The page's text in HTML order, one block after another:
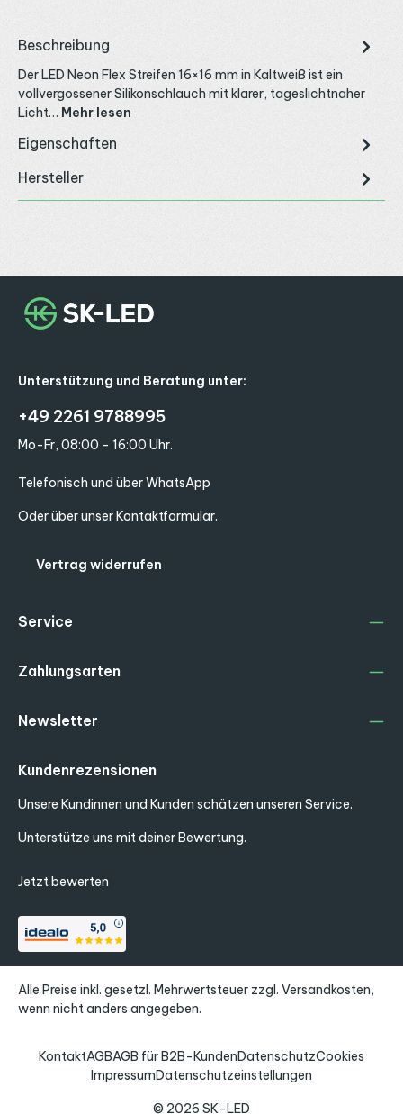
Beschreibung
Der LED Neon Flex Streifen 16×16 mm in Kaltweiß ist ein
vollvergossener Silikonschlauch mit klarer, tageslichtnaher
Licht… Mehr lesen
Eigenschaften
Hersteller
Unterstützung und Beratung unter:
+49 2261 9788995
Mo-Fr, 08:00 - 16:00 Uhr.
Telefonisch und über WhatsApp
Oder über unserKontaktformular.
Vertrag widerrufen
Service
Zahlungsarten
Kundenrezensionen
Unsere Kundinnen und Kunden schätzen unseren Service.
Unterstütze uns mit deiner Bewertung.
Jetzt bewerten
Newsletter
Alle Preise inkl. gesetzl. Mehrwertsteuer zzgl. Versandkosten,
wenn nicht anders angegeben.
© 2026 SK-LED
KontaktAGBAGB für B2B-KundenDatenschutzCookies
ImpressumDatenschutzeinstellungen